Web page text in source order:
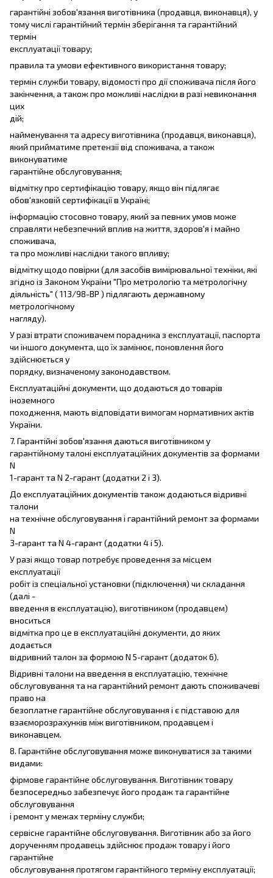
гарантійні зобов'язання виготівника (продавця, виконавця), у
тому числі гарантійний термін зберігання та гарантійний
термін
експлуатації товару;
правила та умови ефективного використання товару;
термін служби товару, відомості про дії споживача після його
закінчення, а також про можливі наслідки в разі невиконання
цих
дій;
найменування та адресу виготівника (продавця, виконавця),
який прийматиме претензії від споживача, а також
виконуватиме
гарантійне обслуговування;
відмітку про сертифікацію товару, якщо він підлягає
обов'язковій сертифікації в Україні;
інформацію стосовно товару, який за певних умов може
справляти небезпечний вплив на життя, здоров'я і майно
споживача,
та про можливі наслідки такого впливу;
відмітку щодо повірки (для засобів вимірювальної техніки, які
згідно із Законом України "Про метрологію та метрологічну
діяльність" ( 113/98-ВР ) підлягають державному
метрологічному
нагляду).
У разі втрати споживачем порадника з експлуатації, паспорта
чи іншого документа, що їх замінює, поновлення його
здійснюється у
порядку, визначеному законодавством.
Експлуатаційні документи, що додаються до товарів
іноземного
походження, мають відповідати вимогам нормативних актів
України.
7. Гарантійні зобов'язання даються виготівником у
гарантійному талоні експлуатаційних документів за формами
N
1-гарант та N 2-гарант (додатки 2 і 3).
До експлуатаційних документів також додаються відривні
талони
на технічне обслуговування і гарантійний ремонт за формами
N
3-гарант та N 4-гарант (додатки 4 і 5).
У разі якщо товар потребує проведення за місцем
експлуатації
робіт із спеціальної установки (підключення) чи складання
(далі -
введення в експлуатацію), виготівником (продавцем)
вноситься
відмітка про це в експлуатаційні документи, до яких
додається
відривний талон за формою N 5-гарант (додаток 6).
Відривні талони на введення в експлуатацію, технічне
обслуговування та на гарантійний ремонт дають споживачеві
право на
безоплатне гарантійне обслуговування і є підставою для
взаєморозрахунків між виготівником, продавцем і
виконавцем.
8. Гарантійне обслуговування може виконуватися за такими
видами:
фірмове гарантійне обслуговування. Виготівник товару
безпосередньо забезпечує його продаж та гарантійне
обслуговування
і ремонт у межах терміну служби;
сервісне гарантійне обслуговування. Виготівник або за його
дорученням продавець здійснює продаж товару і його
гарантійне
обслуговування протягом гарантійного терміну експлуатації;